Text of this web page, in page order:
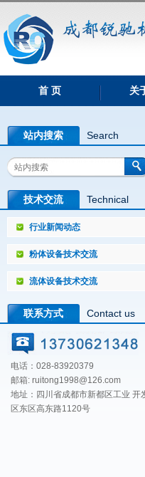
首 页 关
站内搜索 Search
技术交流 Technical
行业新闻动态
粉体设备技术交流
流体设备技术交流
联系方式 Contact us
电话：028-83920379
邮箱: ruitong1998@126.com
地址：四川省成都市新都区工业 开
区东区高东路1120号